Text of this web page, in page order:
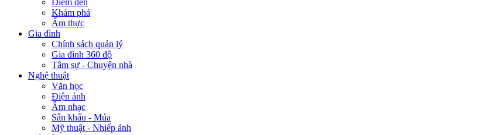
Điểm đến
Khám phá
Ẩm thực
Gia đình
Chính sách quản lý
Gia đình 360 độ
Tâm sự - Chuyện nhà
Nghệ thuật
Văn học
Điện ảnh
Âm nhạc
Sân khấu - Múa
Mỹ thuật - Nhiếp ảnh